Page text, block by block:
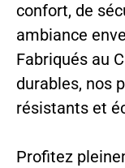
confort, de
ambiance
Fabriqués au
durables, nos
résistants et
Profitez